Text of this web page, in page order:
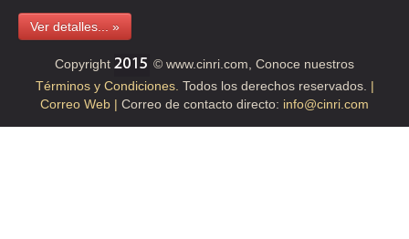
Ver detalles... »
Copyright
© www.cinri.com, Conoce nuestros
Términos y Condiciones. Todos los derechos reservados. |
Correo Web | Correo de contacto directo: info@cinri.com